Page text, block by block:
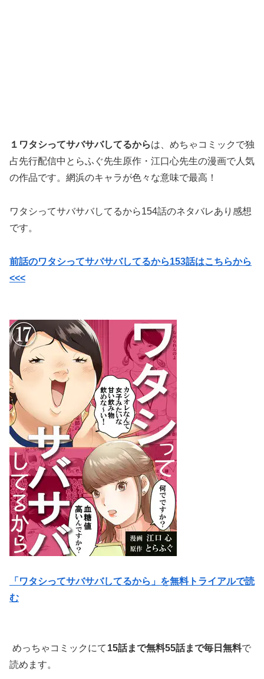
１ワタシってサバサバしてるからは、めちゃコミックで独
占先行配信中 とらふぐ先生原作・ 江口心先生の漫画で 人気
の作品です。網浜のキャラが色々な意味で最高！
ワタシってサバサバしてるから154話のネタバレあり感想
です。
前話のワタシってサバサバしてるから153話はこちらから
<<<
「ワタシってサバサバしてるから」を無料トライアルで読
む
めっちゃコミックにて 15話まで無料55話まで毎日無料で
読めます。